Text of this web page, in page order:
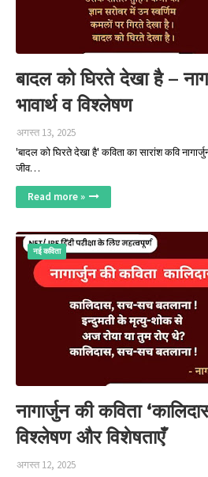
बादल को घिरते देखा है –
भावार्थ व विश्लेषण
अगस्त 13, 2025
'बादल को घिरते देखा है' कविता का सारांश कवि
जीव…
Read more »
नई कविता
नागार्जुन की कविता
विश्लेषण और विशेषताएँ
अगस्त 12, 2025